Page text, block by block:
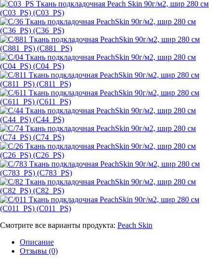
Смотрите все варианты продукта: Peach Skin
Описание
Отзывы (0)